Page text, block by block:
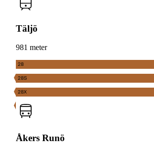
Täljö
981 meter
28
28S
28X
Åkers Runö